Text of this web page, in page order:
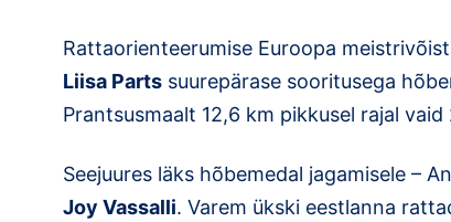
Rattaorienteerumise Euroopa
Liisa Parts suurepärase sooritusega
Prantsusmaalt 12,6 km pikkusel rajal vaid
Seejuures läks hõbemedal jagamisele –
Joy Vassalli. Varem ükski eestlanna